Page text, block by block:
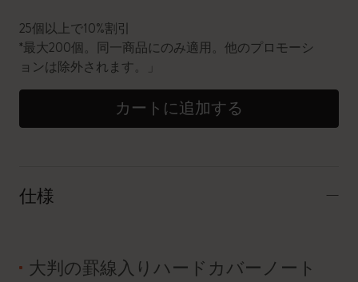
25個以上で10%割引
*最大200個。同一商品にのみ適用。他のプロモーシ
ョンは除外されます。」
カートに追加する
仕様
大判の罫線入りハードカバーノート